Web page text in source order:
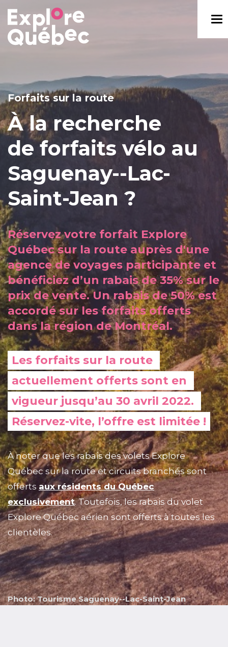
Forfaits sur la route
À la recherche
de forfaits vélo au
Saguenay--Lac-
Saint-Jean ?
Réservez votre forfait Explore
Québec sur la route auprès d'une
agence de voyages participante et
bénéficiez d’un rabais de 35% sur le
prix de vente. Un rabais de 50% est
accordé sur les forfaits offerts
dans la région de Montréal.
Les forfaits sur la route
actuellement offerts sont en
vigueur jusqu’au 30 avril 2022.
Réservez-vite, l’offre est limitée !
À noter que les rabais des volets Explore
Québec sur la route et circuits branchés sont
offerts aux résidents du Québec
exclusivement. Toutefois, les rabais du volet
Explore Québec aérien sont offerts à toutes les
clientèles.
Photo: Tourisme Saguenay--Lac-Saint-Jean